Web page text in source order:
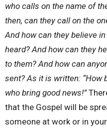
who calls on the name of
then, can they call on the
And how can they believe
heard? And how can they
to them? And how can
sent? As it is written: “How
who bring good news!”
that the Gospel will be
someone at work or in